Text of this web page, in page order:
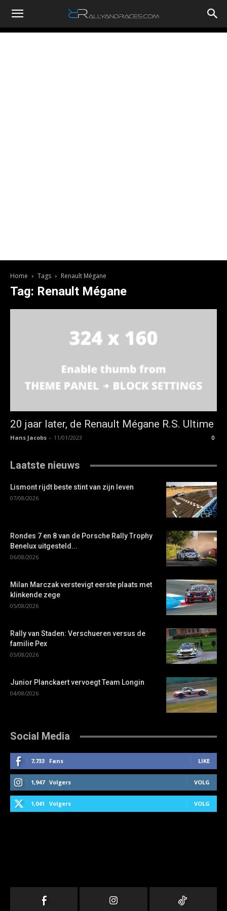
RallyandRaces.com
Home Tags Renault Mégane
Tag: Renault Mégane
20 jaar later, de Renault Mégane R.S. Ultime
Hans Jacobs - 11/01/2023 0
Laatste nieuws
Lismont rijdt beste stint van zijn leven
07/08/2026
Rondes 7 en 8 van de Porsche Rally Trophy
Benelux uitgesteld...
06/08/2026
Milan Marczak verstevigt eerste plaats met
klinkende zege
05/08/2026
Rally van Staden: Verschueren versus de
familie Pex
05/08/2026
Junior Planckaert vervoegt Team Longin
04/08/2026
Social Media
7,733 Fans LIKE
1,947 Volgers VOLG
1,041 Volgers VOLG